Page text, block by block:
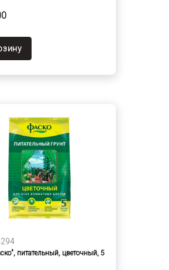
питательный, цветочный, 5